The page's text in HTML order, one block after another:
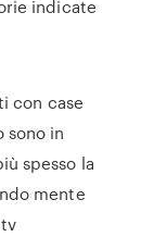
indicate
con case
sono in
spesso la
mente